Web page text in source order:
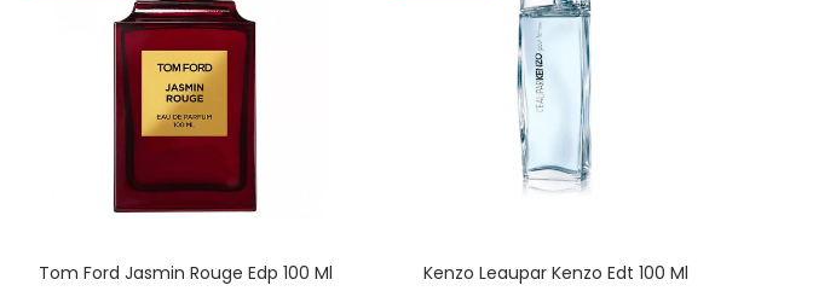
Tom Ford Jasmin Rouge Edp 100 Ml Kenzo Leaupar Kenzo Edt 100 Ml